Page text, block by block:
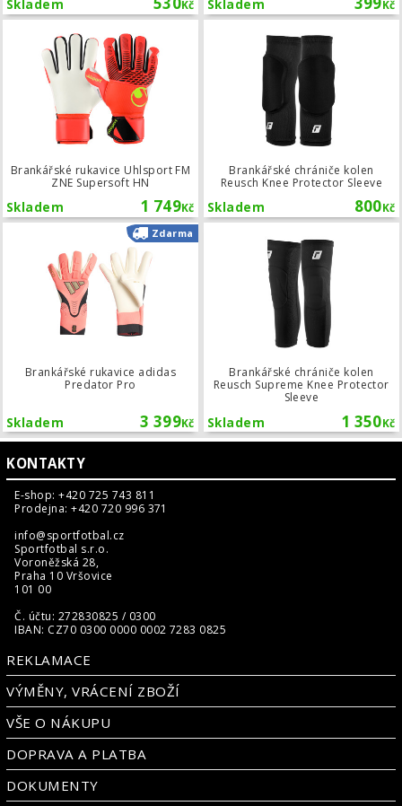
Kč
Skladem Kč
Skladem
Brankářské rukavice Uhlsport FM
ZNE Supersoft HN
1 749Kč
Skladem
Brankářské chrániče kolen
Reusch Knee Protector Sleeve
800Kč
Skladem
Brankářské rukavice adidas
Predator Pro
3 399Kč
Skladem
Zdarma
Brankářské chrániče kolen
Reusch Supreme Knee Protector
Sleeve
1 350Kč
Skladem
KONTAKTY
E-shop: +420 725 743 811
Prodejna: +420 720 996 371
info@sportfotbal.cz
Sportfotbal s.r.o.
Voroněžská 28,
Praha 10 Vršovice
101 00
Č. účtu: 272830825 / 0300
IBAN: CZ70 0300 0000 0002 7283 0825
REKLAMACE
VÝMĚNY, VRÁCENÍ ZBOŽÍ
VŠE O NÁKUPU
DOPRAVA A PLATBA
DOKUMENTY